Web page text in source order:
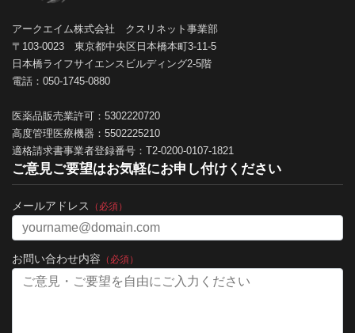
アークエイム株式会社 クスリネット事業部
〒103-0023 東京都中央区日本橋本町3-11-5
日本橋ライフサイエンスビルディング2-5階
電話：050-1745-0880
医薬品販売業許可：5302220720
高度管理医療機器：5502225210
適格請求書事業者登録番号：T2-0200-0107-1821
ご意見ご要望はお気軽にお申し付けください
メールアドレス （必須）
お問い合わせ内容 （必須）